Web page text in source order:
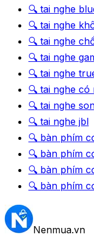
🔍 tai nghe
🔍 tai nghe
🔍 tai nghe
🔍 tai nghe
🔍 tai nghe
🔍 tai nghe có
🔍 tai nghe
🔍 tai nghe jbl
🔍 bàn phím
🔍 bàn phím
🔍 bàn phím
🔍 bàn phím
Nenmua.vn